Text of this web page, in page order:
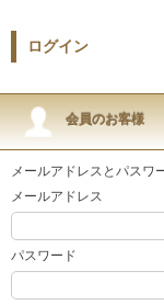
ログイン
会員のお客様
メールアドレスとパスワ
メールアドレス
パスワード